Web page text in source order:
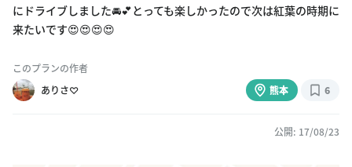
にドライブしました🚘💕とっても楽しかったので次は紅葉の時期に
来たいです😍😍😍😍
このプランの作者
ありさ♡
熊本 6
公開: 17/08/23